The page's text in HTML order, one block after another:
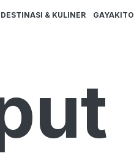
DESTINASI & KULINER GAYAKITO